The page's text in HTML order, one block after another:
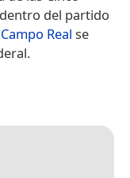
del partido
Campo Real se